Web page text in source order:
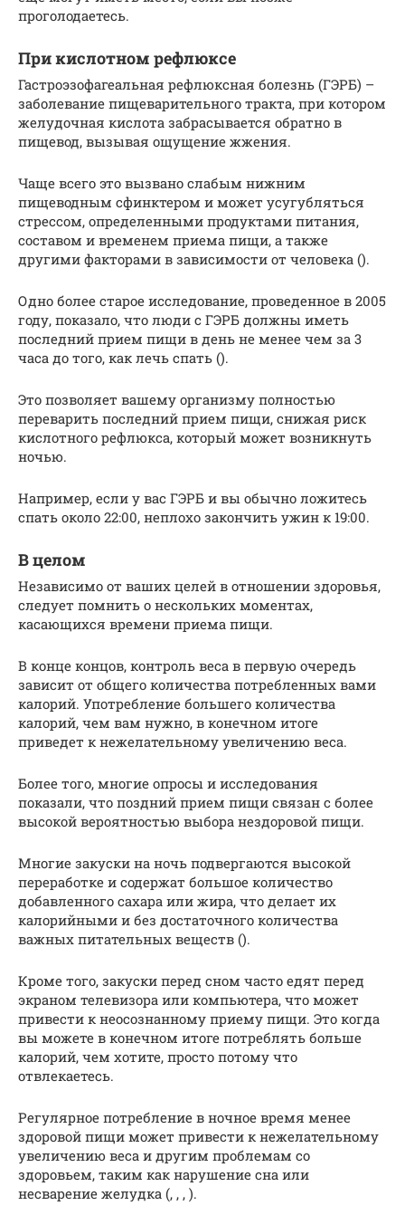
проголодаетесь.
При кислотном рефлюксе
Гастроэзофагеальная рефлюксная болезнь (ГЭРБ) –
заболевание пищеварительного тракта, при котором
желудочная кислота забрасывается обратно в
пищевод, вызывая ощущение жжения.
Чаще всего это вызвано слабым нижним
пищеводным сфинктером и может усугубляться
стрессом, определенными продуктами питания,
составом и временем приема пищи, а также
другими факторами в зависимости от человека ().
Одно более старое исследование, проведенное в 2005
году, показало, что люди с ГЭРБ должны иметь
последний прием пищи в день не менее чем за 3
часа до того, как лечь спать ().
Это позволяет вашему организму полностью
переварить последний прием пищи, снижая риск
кислотного рефлюкса, который может возникнуть
ночью.
Например, если у вас ГЭРБ и вы обычно ложитесь
спать около 22:00, неплохо закончить ужин к 19:00.
В целом
Независимо от ваших целей в отношении здоровья,
следует помнить о нескольких моментах,
касающихся времени приема пищи.
В конце концов, контроль веса в первую очередь
зависит от общего количества потребленных вами
калорий. Употребление большего количества
калорий, чем вам нужно, в конечном итоге
приведет к нежелательному увеличению веса.
Более того, многие опросы и исследования
показали, что поздний прием пищи связан с более
высокой вероятностью выбора нездоровой пищи.
Многие закуски на ночь подвергаются высокой
переработке и содержат большое количество
добавленного сахара или жира, что делает их
калорийными и без достаточного количества
важных питательных веществ ().
Кроме того, закуски перед сном часто едят перед
экраном телевизора или компьютера, что может
привести к неосознанному приему пищи. Это когда
вы можете в конечном итоге потреблять больше
калорий, чем хотите, просто потому что
отвлекаетесь.
Регулярное потребление в ночное время менее
здоровой пищи может привести к нежелательному
увеличению веса и другим проблемам со
здоровьем, таким как нарушение сна или
несварение желудка (, , , ).